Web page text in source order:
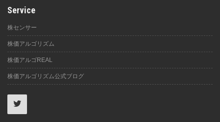
Service
株センサー
株価アルゴリズム
株価アルゴREAL
株価アルゴリズム公式ブログ